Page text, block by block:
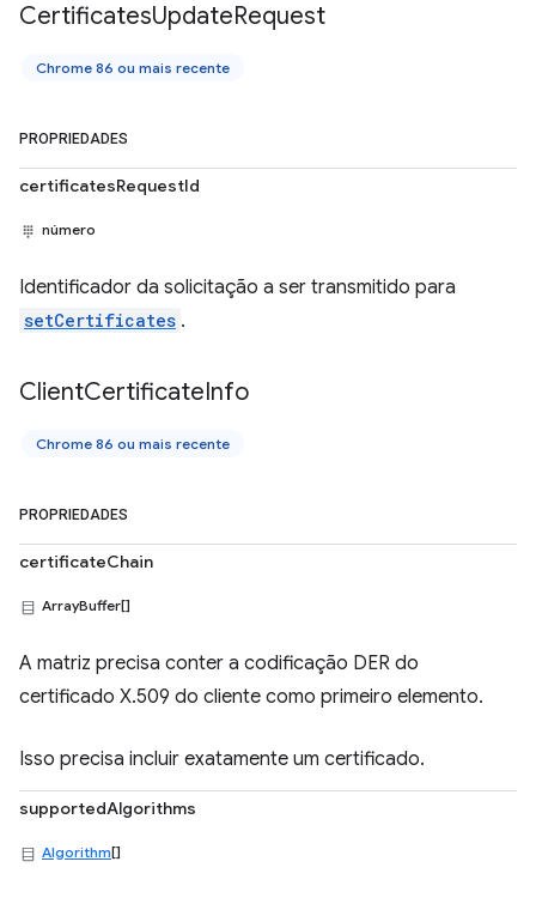
CertificatesUpdateRequest
Chrome 86 ou mais recente
PROPRIEDADES
certificatesRequestId
número
Identificador da solicitação a ser transmitido para
setCertificates .
ClientCertificateInfo
Chrome 86 ou mais recente
PROPRIEDADES
certificateChain
ArrayBuffer[]
A matriz precisa conter a codificação DER do
certificado X.509 do cliente como primeiro elemento.
Isso precisa incluir exatamente um certificado.
supportedAlgorithms
Algorithm[]